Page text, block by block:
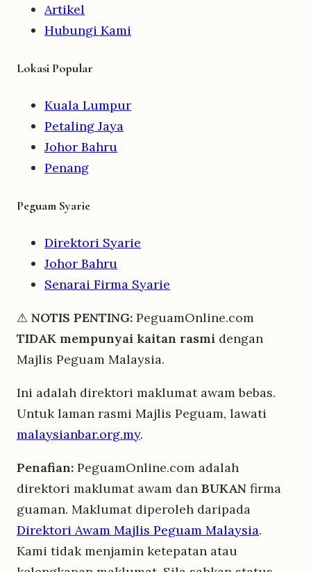
Artikel
Hubungi Kami
Lokasi Popular
Kuala Lumpur
Petaling Jaya
Johor Bahru
Penang
Peguam Syarie
Direktori Syarie
Johor Bahru
Senarai Firma Syarie
⚠ NOTIS PENTING: PeguamOnline.com
TIDAK mempunyai kaitan rasmi dengan
Majlis Peguam Malaysia.
Ini adalah direktori maklumat awam bebas.
Untuk laman rasmi Majlis Peguam, lawati
malaysianbar.org.my.
Penafian: PeguamOnline.com adalah
direktori maklumat awam dan BUKAN firma
guaman. Maklumat diperoleh daripada
Direktori Awam Majlis Peguam Malaysia.
Kami tidak menjamin ketepatan atau